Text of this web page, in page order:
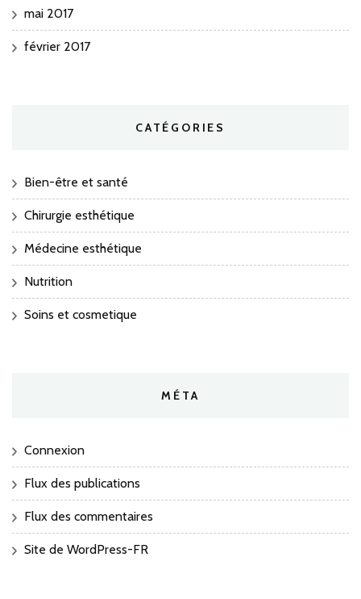
mai 2017
février 2017
CATÉGORIES
Bien-être et santé
Chirurgie esthétique
Médecine esthétique
Nutrition
Soins et cosmetique
MÉTA
Connexion
Flux des publications
Flux des commentaires
Site de WordPress-FR